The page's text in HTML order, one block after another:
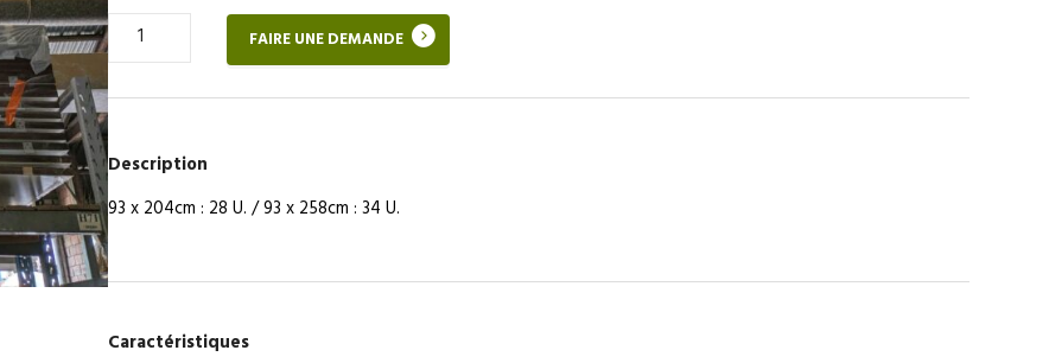
Quantité
de
pleine
(panneau)
FAIRE UNE DEMANDE
Description
93 x 204cm : 28 U. / 93 x 258cm : 34 U.
Caractéristiques